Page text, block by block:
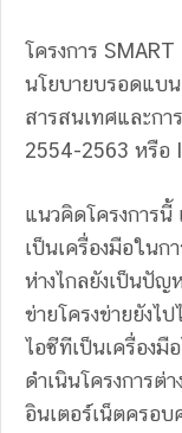
โครงการ
นโยบายบรอดแบ
สารสนเทศและกา
2554-2563 หรือ
แนวคิดโครงการนี้
เป็นเครื่องมือใน
ห่างไกลยังเป็นปัญ
ข่ายโครงข่ายยังไ
ไอซีทีเป็นเครื่อง
ดำเนินโครงการต่
อินเตอร์เน็ตครอ